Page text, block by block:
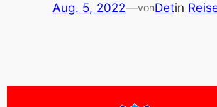
Aug. 5, 2022—vonDetin